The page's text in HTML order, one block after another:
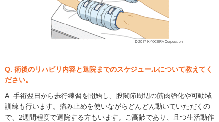
Q. 術後のリハビリ内容と退院までのスケジュールについて教えてく
ださい。
A. 手術翌日から歩行練習を開始し、股関節周辺の筋肉強化や可動域
訓練も行います。痛み止めを使いながらどんどん動いていただくの
で、2週間程度で退院する方もいます。ご高齢であり、且つ生活動作